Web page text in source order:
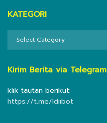
KATEGORI
Kirim Berita via Telegram
klik tautan berikut:
https://t.me/ldiibot